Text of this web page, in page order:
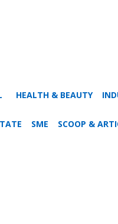
HEALTH & BEAUTY
SME SCOOP &